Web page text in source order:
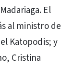
El
al ministro de
Katopodis; y
Cristina